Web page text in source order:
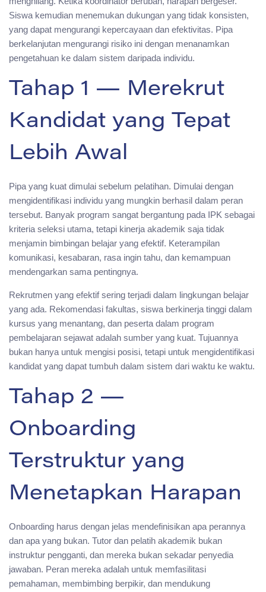
Siswa kemudian menemukan dukungan yang tidak konsisten,
yang dapat mengurangi kepercayaan dan efektivitas. Pipa
berkelanjutan mengurangi risiko ini dengan menanamkan
pengetahuan ke dalam sistem daripada individu.
Tahap 1 — Merekrut
Kandidat yang Tepat
Lebih Awal
Pipa yang kuat dimulai sebelum pelatihan. Dimulai dengan
mengidentifikasi individu yang mungkin berhasil dalam peran
tersebut. Banyak program sangat bergantung pada IPK sebagai
kriteria seleksi utama, tetapi kinerja akademik saja tidak
menjamin bimbingan belajar yang efektif. Keterampilan
komunikasi, kesabaran, rasa ingin tahu, dan kemampuan
mendengarkan sama pentingnya.
Rekrutmen yang efektif sering terjadi dalam lingkungan belajar
yang ada. Rekomendasi fakultas, siswa berkinerja tinggi dalam
kursus yang menantang, dan peserta dalam program
pembelajaran sejawat adalah sumber yang kuat. Tujuannya
bukan hanya untuk mengisi posisi, tetapi untuk mengidentifikasi
kandidat yang dapat tumbuh dalam sistem dari waktu ke waktu.
Tahap 2 —
Onboarding
Terstruktur yang
Menetapkan Harapan
Onboarding harus dengan jelas mendefinisikan apa perannya
dan apa yang bukan. Tutor dan pelatih akademik bukan
instruktur pengganti, dan mereka bukan sekadar penyedia
jawaban. Peran mereka adalah untuk memfasilitasi
pemahaman, membimbing berpikir, dan mendukung